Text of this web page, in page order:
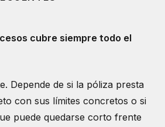
cubre siempre todo el
Depende de si la póliza presta
con sus límites concretos o si
puede quedarse corto frente